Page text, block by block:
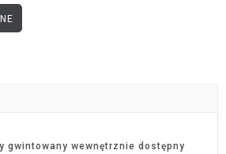
gwintowany wewnętrznie dostępny